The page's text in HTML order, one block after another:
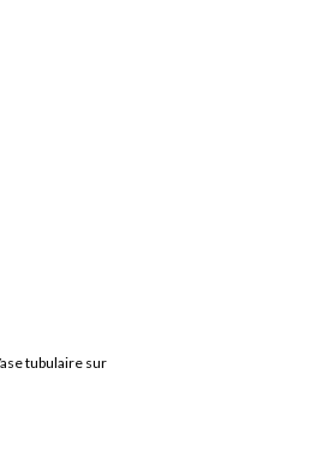
tubulaire sur